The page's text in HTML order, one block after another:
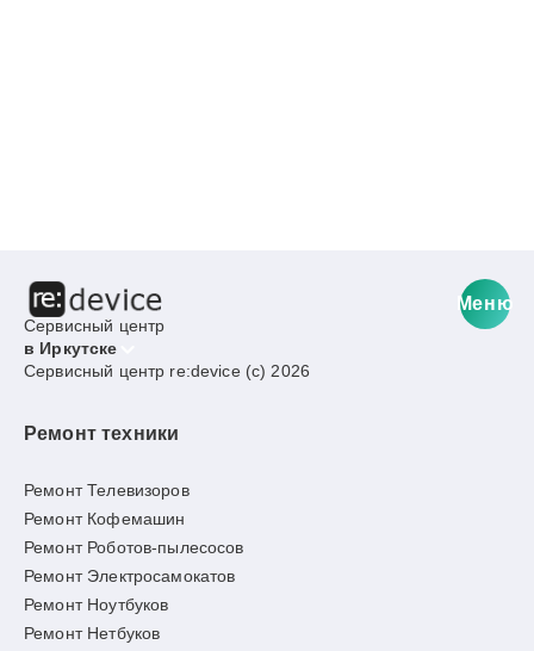
Сервисный центр
в Иркутске
Меню
Сервисный центр re:device (c) 2026
Ремонт техники
Ремонт Телевизоров
Ремонт Кофемашин
Ремонт Роботов-пылесосов
Ремонт Электросамокатов
Ремонт Ноутбуков
Ремонт Нетбуков